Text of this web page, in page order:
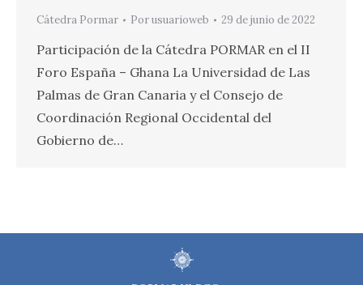
Cátedra Pormar Porusuarioweb 29 de junio de 2022
Participación de la Cátedra PORMAR en el II
Foro España – Ghana La Universidad de Las
Palmas de Gran Canaria y el Consejo de
Coordinación Regional Occidental del
Gobierno de…